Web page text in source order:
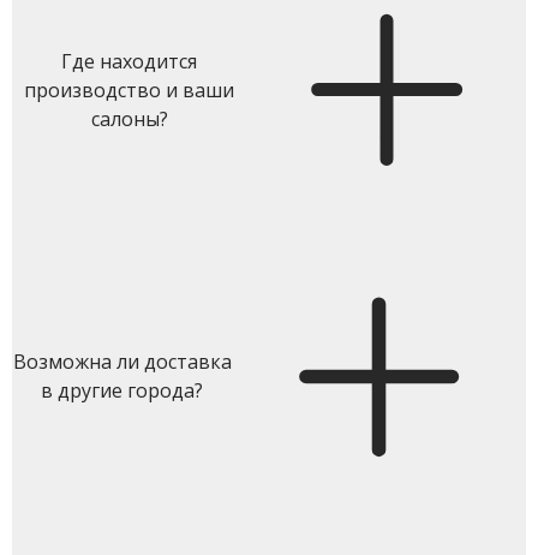
Где находится
производство и ваши
салоны?
Возможна ли доставка
в другие города?